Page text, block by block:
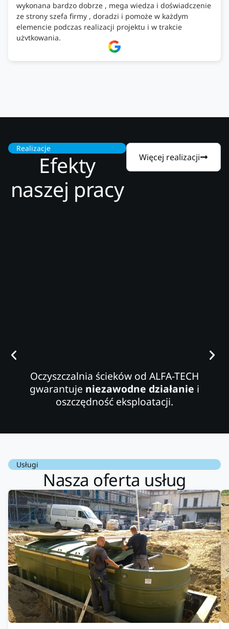
wykonana bardzo dobrze , mega wiedza i doświadczenie
ze strony szefa firmy , doradzi i pomoże w każdym
elemencie podczas realizacji projektu i w trakcie
użytkowania.
Firma godna zaufania. Tak trzymać!
Realizacje
Efekty
naszej pracy
Więcej realizacji
Oczyszczalnia ścieków od ALFA-TECH
gwarantuje niezawodne działanie i
oszczędność eksploatacji.
Usługi
Nasza oferta usług